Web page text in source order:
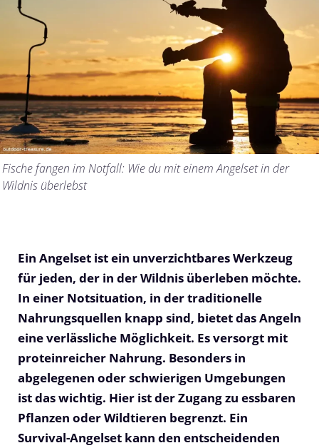
Fische fangen im Notfall: Wie du mit einem Angelset in der
Wildnis überlebst
Ein Angelset ist ein unverzichtbares Werkzeug
für jeden, der in der Wildnis überleben möchte.
In einer Notsituation, in der traditionelle
Nahrungsquellen knapp sind, bietet das Angeln
eine verlässliche Möglichkeit. Es versorgt mit
proteinreicher Nahrung. Besonders in
abgelegenen oder schwierigen Umgebungen
ist das wichtig. Hier ist der Zugang zu essbaren
Pflanzen oder Wildtieren begrenzt. Ein
Survival-Angelset kann den entscheidenden